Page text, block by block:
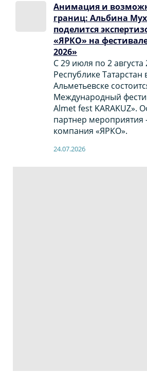
Анимация и
границ: Альбина
поделится
«ЯРКО» на
2026»
С 29 июля по 2 августа
Республике Татарстан
Альметьевске
Международный
Almet fest KARAKUZ».
партнер
компания «ЯРКО».
24.07.2026